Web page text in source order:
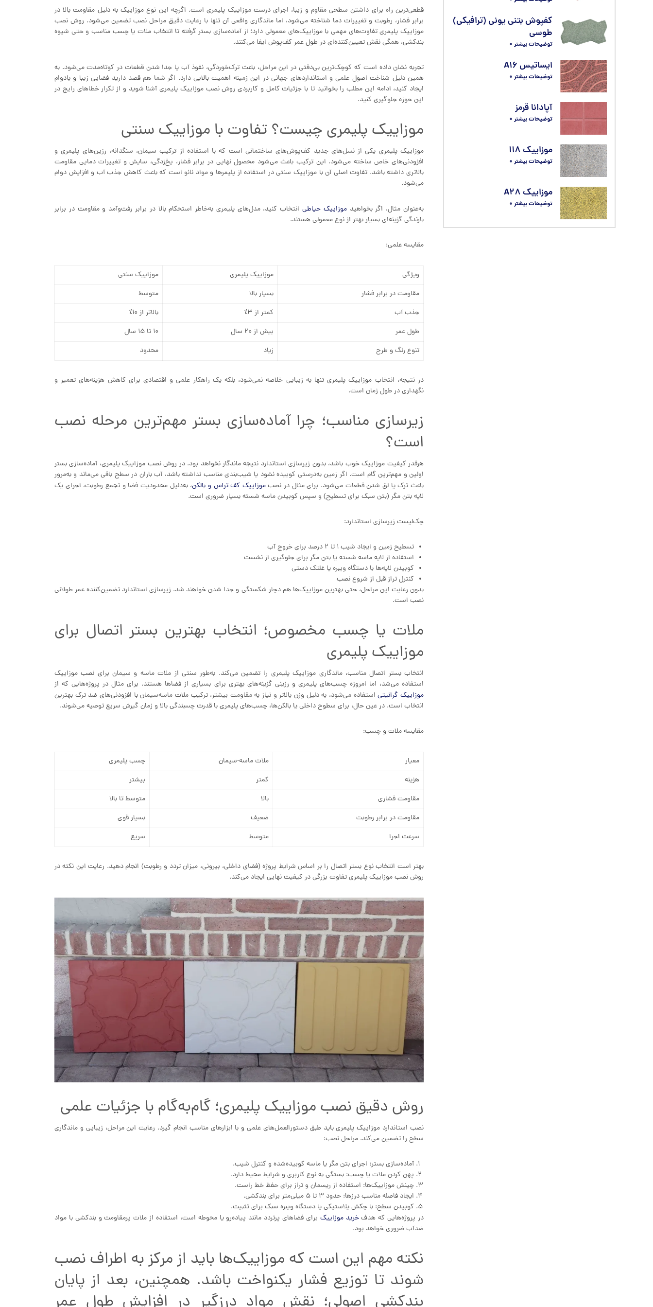
کفپوش بتنی یونی (ترافیکی)
طوسی
توضیحات بیشتر »
ایساتیس A۱۶
توضیحات بیشتر »
آپادانا قرمز
توضیحات بیشتر »
موزاییک ۱۱۸
توضیحات بیشتر »
موزاییک A۲۸
توضیحات بیشتر »
قطعی‌ترین راه برای داشتن سطحی مقاوم و زیبا، اجرای درست موزاییک پلیمری است. اگرچه این نوع موزاییک به دلیل مقاومت بالا در
برابر فشار، رطوبت و تغییرات دما شناخته می‌شود، اما ماندگاری واقعی آن تنها با رعایت دقیق مراحل نصب تضمین می‌شود. روش نصب
موزاییک پلیمری تفاوت‌های مهمی با موزاییک‌های معمولی دارد؛ از آماده‌سازی بستر گرفته تا انتخاب ملات یا چسب مناسب و حتی شیوه
بندکشی، همگی نقش تعیین‌کننده‌ای در طول عمر کف‌پوش ایفا می‌کنند.
تجربه نشان داده است که کوچک‌ترین بی‌دقتی در این مراحل، باعث ترک‌خوردگی، نفوذ آب یا جدا شدن قطعات در کوتاه‌مدت می‌شود. به
همین دلیل شناخت اصول علمی و استانداردهای جهانی در این زمینه اهمیت بالایی دارد. اگر شما هم قصد دارید فضایی زیبا و بادوام
ایجاد کنید، ادامه این مطلب را بخوانید تا با جزئیات کامل و کاربردی روش نصب موزاییک پلیمری آشنا شوید و از تکرار خطاهای رایج در
این حوزه جلوگیری کنید.
موزاییک پلیمری چیست؟ تفاوت با موزاییک سنتی
موزاییک پلیمری یکی از نسل‌های جدید کف‌پوش‌های ساختمانی است که با استفاده از ترکیب سیمان، سنگدانه، رزین‌های پلیمری و
افزودنی‌های خاص ساخته می‌شود. این ترکیب باعث می‌شود محصول نهایی در برابر فشار، یخ‌زدگی، سایش و تغییرات دمایی مقاومت
بالاتری داشته باشد. تفاوت اصلی آن با موزاییک سنتی در استفاده از پلیمرها و مواد نانو است که باعث کاهش جذب آب و افزایش دوام
می‌شود.
به‌عنوان مثال، اگر بخواهیدموزاییک حیاطیانتخاب کنید، مدل‌های پلیمری به‌خاطر استحکام بالا در برابر رفت‌وآمد و مقاومت در برابر
بارندگی گزینه‌ای بسیار بهتر از نوع معمولی هستند.
مقایسه علمی:
ویژگی موزاییک پلیمری
موزاییک سنتی
مقاومت در برابر فشار
بسیار بالا
متوسط
جذب آب
کمتر از ۳٪
بالاتر از ۱۰٪
طول عمر
بیش از ۲۰ سال
۱۰ تا ۱۵ سال
تنوع رنگ و طرح
زیاد محدود
در نتیجه، انتخاب موزاییک پلیمری تنها به زیبایی خلاصه نمی‌شود، بلکه یک راهکار علمی و اقتصادی برای کاهش هزینه‌های تعمیر و
نگهداری در طول زمان است.
زیرسازی مناسب؛ چرا آماده‌سازی بستر مهم‌ترین مرحله نصب
است؟
هرقدر کیفیت موزاییک خوب باشد، بدون زیرسازی استاندارد نتیجه ماندگار نخواهد بود. در روش نصب موزاییک پلیمری، آماده‌سازی بستر
اولین و مهم‌ترین گام است. اگر زمین به‌درستی کوبیده نشود یا شیب‌بندی مناسب نداشته باشد، آب باران در سطح باقی می‌ماند و به‌مرور
باعث ترک یا لق شدن قطعات می‌شود. برای مثال در نصبموزاییک کف تراس و بالکن، به‌دلیل محدودیت فضا و تجمع رطوبت، اجرای یک
لایه بتن مگر (بتن سبک برای تسطیح) و سپس کوبیدن ماسه شسته بسیار ضروری است.
چک‌لیست زیرسازی استاندارد:
تسطیح زمین و ایجاد شیب ۱ تا ۲ درصد برای خروج آب
استفاده از لایه ماسه شسته یا بتن مگر برای جلوگیری از نشست
کوبیدن لایه‌ها با دستگاه ویبره یا غلتک دستی
کنترل تراز قبل از شروع نصب
بدون رعایت این مراحل، حتی بهترین موزاییک‌ها هم دچار شکستگی و جدا شدن خواهند شد. زیرسازی استاندارد تضمین‌کننده عمر طولانی
نصب است.
ملات یا چسب مخصوص؛ انتخاب بهترین بستر اتصال برای
موزاییک پلیمری
انتخاب بستر اتصال مناسب، ماندگاری موزاییک پلیمری را تضمین می‌کند. به‌طور سنتی از ملات ماسه و سیمان برای نصب موزاییک
استفاده می‌شد، اما امروزه چسب‌های پلیمری و رزینی گزینه‌های بهتری برای بسیاری از فضاها هستند. برای مثال در پروژه‌هایی که از
موزاییک گرانیتیاستفاده می‌شود، به دلیل وزن بالاتر و نیاز به مقاومت بیشتر، ترکیب ملات ماسه‌سیمان با افزودنی‌های ضد ترک بهترین
انتخاب است. در عین حال، برای سطوح داخلی یا بالکن‌ها، چسب‌های پلیمری با قدرت چسبندگی بالا و زمان گیرش سریع توصیه می‌شوند.
مقایسه ملات و چسب:
معیار ملات ماسه-سیمان
چسب پلیمری
هزینه
کمتر
بیشتر
مقاومت فشاری
بالا
متوسط تا بالا
مقاومت در برابر رطوبت
ضعیف
بسیار قوی
سرعت اجرا
متوسط سریع
بهتر است انتخاب نوع بستر اتصال را بر اساس شرایط پروژه (فضای داخلی، بیرونی، میزان تردد و رطوبت) انجام دهید. رعایت این نکته در
روش نصب موزاییک پلیمری تفاوت بزرگی در کیفیت نهایی ایجاد می‌کند.
روش دقیق نصب موزاییک پلیمری؛ گام‌به‌گام با جزئیات علمی
نصب استاندارد موزاییک پلیمری باید طبق دستورالعمل‌های علمی و با ابزارهای مناسب انجام گیرد. رعایت این مراحل، زیبایی و ماندگاری
سطح را تضمین می‌کند. مراحل نصب:
آماده‌سازی بستر: اجرای بتن مگر یا ماسه کوبیده‌شده و کنترل شیب.
پهن کردن ملات یا چسب: بستگی به نوع کاربری و شرایط محیط دارد.
چینش موزاییک‌ها: استفاده از ریسمان و تراز برای حفظ خط راست.
ایجاد فاصله مناسب درزها: حدود ۳ تا ۵ میلی‌متر برای بندکشی.
کوبیدن سطح: با چکش پلاستیکی یا دستگاه ویبره سبک برای تثبیت.
در پروژه‌هایی که هدفخرید موزاییک برای فضاهای پرتردد مانند پیاده‌رو یا محوطه است، استفاده از ملات پرمقاومت و بندکشی با مواد
ضدآب ضروری خواهد بود.
نکته مهم این است که موزاییک‌ها باید از مرکز به اطراف نصب
شوند تا توزیع فشار یکنواخت باشد. همچنین، بعد از پایان